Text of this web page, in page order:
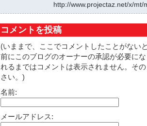
http://www.projectaz.net/x/mt/
コメントを投稿
(いままで、ここでコメントしたことがない
前にこのブログのオーナーの承認が必要に
れるまではコメントは表示されません。そ
さい。)
名前:
メールアドレス: